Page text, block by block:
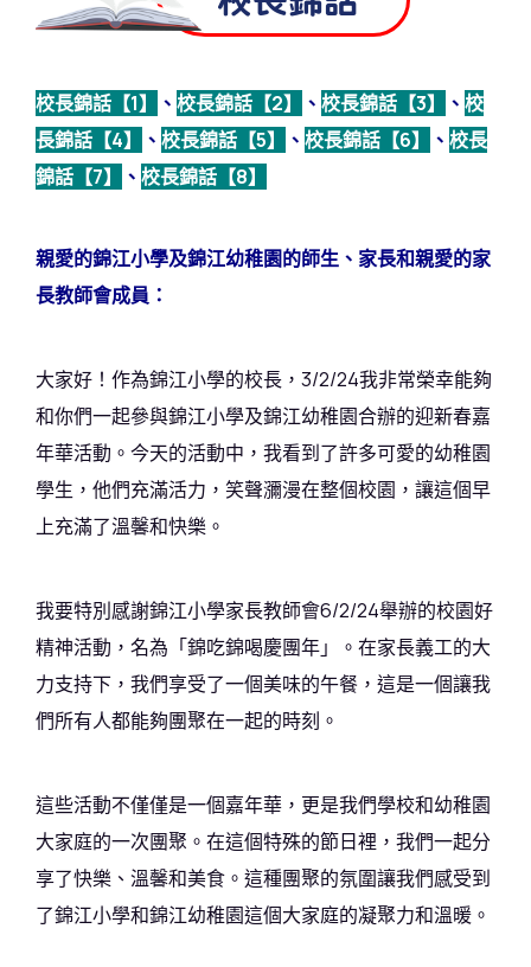
校長錦話【1】 、 校長錦話【2】 、 校長錦話【3】 、 校
長錦話【4】
、 校長錦話【5】 、 校長錦話【6】 、 校長
錦話【7】
、 校長錦話【8】
親愛的錦江小學及錦江幼稚園的師生、家長和親愛的家
長教師會成員：
大家好！作為錦江小學的校長，3/2/24我非常榮幸能夠
和你們一起參與錦江小學及錦江幼稚園合辦的迎新春嘉
年華活動。今天的活動中，我看到了許多可愛的幼稚園
學生，他們充滿活力，笑聲瀰漫在整個校園，讓這個早
上充滿了溫馨和快樂。
我要特別感謝錦江小學家長教師會6/2/24舉辦的校園好
精神活動，名為「錦吃錦喝慶團年」。在家長義工的大
力支持下，我們享受了一個美味的午餐，這是一個讓我
們所有人都能夠團聚在一起的時刻。
這些活動不僅僅是一個嘉年華，更是我們學校和幼稚園
大家庭的一次團聚。在這個特殊的節日裡，我們一起分
享了快樂、溫馨和美食。這種團聚的氛圍讓我們感受到
了錦江小學和錦江幼稚園這個大家庭的凝聚力和溫暖。